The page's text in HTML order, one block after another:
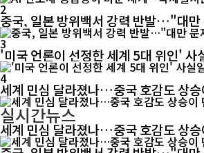
2
중국, 일본 방위백서 강력 반발…"대만
3
'미국 언론이 선정한 세계 5대 위인'
4
세계 민심 달라졌나…중국 호감도 상
실시간뉴스
세계 민심 달라졌나…중국 호감도 상